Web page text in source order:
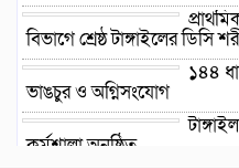
বিভাগে শ্রেষ্ঠ টাঙ্গাইলের ডিসি
১৪৪
ভাঙচুর ও অগ্নিসংযোগ
কর্মশালা অনুষ্ঠিত